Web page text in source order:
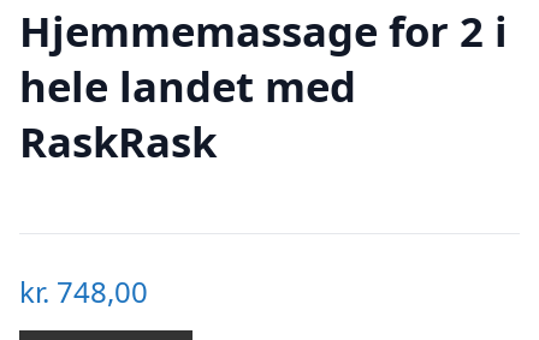
Hjemmemassage for 2 i
hele landet med
RaskRask
kr. 748,00